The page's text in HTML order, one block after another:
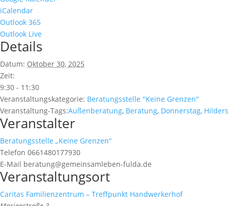
iCalendar
Outlook 365
Outlook Live
Details
Datum: Oktober 30, 2025
Zeit:
9:30 - 11:30
Veranstaltungskategorie: Beratungsstelle "Keine Grenzen"
Veranstaltung-Tags:Außenberatung, Beratung, Donnerstag, Hilders
Veranstalter
Beratungsstelle „Keine Grenzen“
Telefon 0661480177930
E-Mail beratung@gemeinsamleben-fulda.de
Veranstaltungsort
Caritas Familienzentrum – Treffpunkt Handwerkerhof